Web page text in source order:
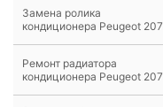
Замена ролика
кондиционера Peugeot 207
Ремонт радиатора
кондиционера Peugeot 207